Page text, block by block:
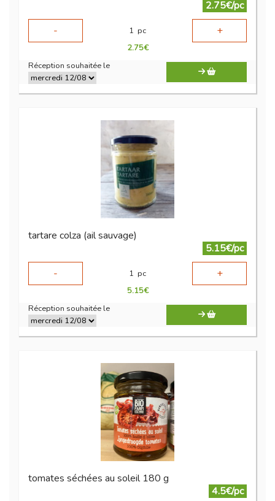
2.75€/pc
-
1 pc +
2.75€
Réception souhaitée le
tartare colza (ail sauvage)
5.15€/pc
-
1 pc +
5.15€
Réception souhaitée le
tomates séchées au soleil 180 g
4.5€/pc